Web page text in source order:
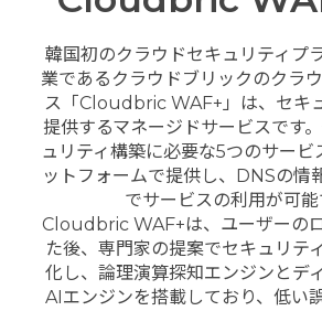
韓国初のクラウドセキュリティプ
業であるクラウドブリックのクラ
ス「Cloudbric WAF+」は、セキ
提供するマネージドサービスです
ュリティ構築に必要な5つのサービ
ットフォームで提供し、DNSの情
でサービスの利用が可能
Cloudbric WAF+は、ユーザーの
た後、専門家の提案でセキュリテ
化し、論理演算探知エンジンとデ
AIエンジンを搭載しており、低い